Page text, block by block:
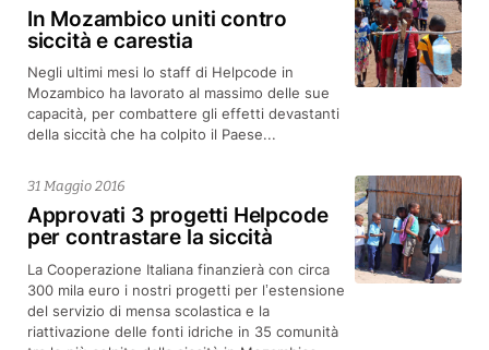
In Mozambico uniti contro
siccità e carestia
Negli ultimi mesi lo staff di Helpcode in
Mozambico ha lavorato al massimo delle sue
capacità, per combattere gli effetti devastanti
della siccità che ha colpito il Paese...
Approvati 3 progetti Helpcode
per contrastare la siccità
31 Maggio 2016
La Cooperazione Italiana finanzierà con circa
300 mila euro i nostri progetti per l’estensione
del servizio di mensa scolastica e la
riattivazione delle fonti idriche in 35 comunità